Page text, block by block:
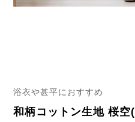
浴衣や甚平におすすめ
和柄コットン生地 桜